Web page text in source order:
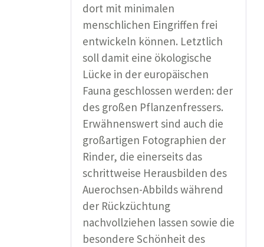
dort mit minimalen
menschlichen Eingriffen frei
entwickeln können. Letztlich
soll damit eine ökologische
Lücke in der europäischen
Fauna geschlossen werden: der
des großen Pflanzenfressers.
Erwähnenswert sind auch die
großartigen Fotographien der
Rinder, die einerseits das
schrittweise Herausbilden des
Auerochsen-Abbilds während
der Rückzüchtung
nachvollziehen lassen sowie die
besondere Schönheit des